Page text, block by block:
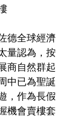
德全球經濟
量認為，按
商自然群起
中已為聖誕
，作為長假
機會賣樓套